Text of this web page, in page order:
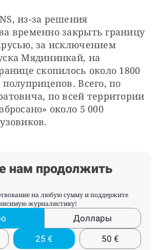
из-за решения
временно закрыть границу
за исключением
Мядининкай, на
скопилось около 1800
полуприцепов. Всего, по
по всей территории
около 5 000
нам продолжить
на любую сумму и поддержите
журналистику!
Доллары
25 € 50 €